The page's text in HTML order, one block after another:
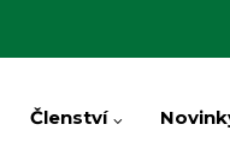
Členství